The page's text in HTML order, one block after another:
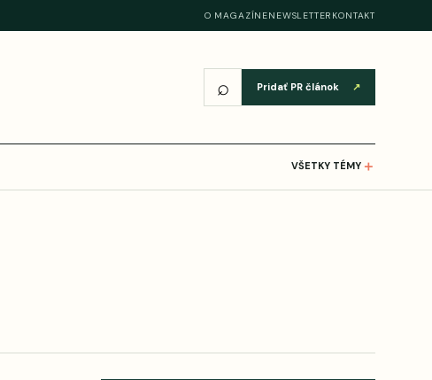
O MAGAZÍNENEWSLETTER KONTAKT
⌕ Pridať PR článok ↗
VŠETKY TÉMY ＋